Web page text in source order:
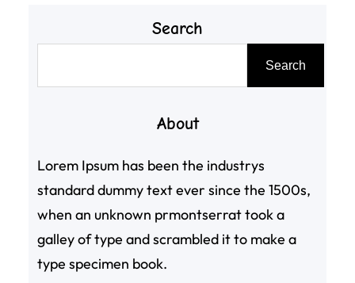
Search
Search
About
Lorem Ipsum has been the industrys
standard dummy text ever since the 1500s,
when an unknown prmontserrat took a
galley of type and scrambled it to make a
type specimen book.